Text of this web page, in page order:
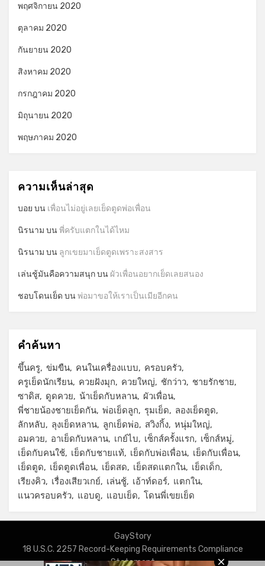
พฤศจิกายน 2020
ตุลาคม 2020
กันยายน 2020
สิงหาคม 2020
กรกฎาคม 2020
มิถุนายน 2020
พฤษภาคม 2020
ความเห็นล่าสุด
บอย บน เพื่อนไม่อยู่เลยเย็ดตูดพ่อเพื่อน
นิรนาม บนพี่ครับแตกในได้ไหม
นิรนาม บน ลูกเขยมาเย็ดตูดเพราะสงสาร
เล่นชู้มันคือความสนุกบน ผัวเพื่อนอยากเย็ดเลยสนอง
ชอบโดนเย็ด บนพ่อมาขอให้เราเป็นเมียอีกคน
คำค้นหา
ขึ้นครู ข่มขืน คนในเครื่องแบบ
ครอบครัว
ครูเย็ดนักเรียน
ควยฝังมุก ควยใหญ่ ชักว่าว
ชายรักชาย
ซาดิส
ดูดควย น้าเย็ดกับหลาน
ผัวเพื่อน
พี่ชายน้องชายเย็ดกัน พ่อเย็ดลูก รุมเย็ด
ลองเย็ดตูด
ลักหลับ
ลุงเย็ดหลาน ลูกเย็ดพ่อ สวิงกิ้ง หนุ่มใหญ่
อมควย
อาเย็ดกับหลาน เกย์ไบ เซ็กส์ครั้งแรก
เซ็กส์หมู่
เย็ดกับคนใช้
เย็ดกับชายแท้ เย็ดกับพ่อเพื่อน
เย็ดกับเพื่อน
เย็ดตูด
เย็ดตูดเพื่อน เย็ดสด เย็ดสดแตกใน
เย็ดเด็ก
เรียงคิว
เรื่องเสียวเกย์ เล่นชู้ เอ้าท์ดอร์
แตกใน
แนวครอบครัว
แอบดู แอบเย็ด โดนพี่เขยเย็ด
GayStory
18 U.S.C. 2257 Record-Keeping Requirements Compliance
Statement